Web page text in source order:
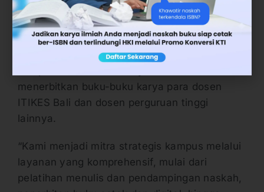
Deepublish sudah bertransformasi menjadi
mitra strategi publikasi akademik. Disebut
demikian, karena layanan yang disediakan
dan ditujukan kepada para akademisi dibuat
menerbitkan buku-buku karya para dosen
ITIKES Bali dan dosen perguruan tinggi
lainnya.
“Kami menjadi mitra strategis kampus melalui
layanan yang komprehensif, mulai dari
pelatihan menulis dan pendampingan naskah,